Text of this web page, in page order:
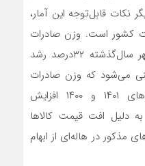
نکات قابل‌توجه این آمار،
کشور است. وزن صادرات
در مهر ماه امسال نسبت به مهر سال‌گذشته ۳۲‌درصد رشد
می‌شود که وزن صادرات
در سال‌جاری نسبت به سال‌های ۱۴۰۱ و ۱۴۰۰ افزایش
دلیل افت قیمت کالاها
مذکور در هاله‌‌‌‌‌‌‌ای از ابهام